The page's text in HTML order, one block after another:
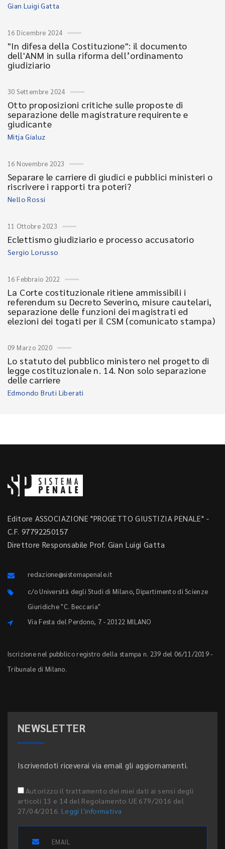
Gian Luigi Gatta
16 Dicembre 2024
"In difesa della Costituzione": il documento
dell'ANM in sulla riforma dell’ordinamento
giudiziario
30 Settembre 2024
Otto proposizioni critiche sulle proposte di
separazione delle magistrature requirente e
giudicante
Mitja Gialuz
16 Novembre 2023
Separare le carriere di giudici e pubblici ministeri o
riscrivere i rapporti tra poteri?
Nello Rossi
11 Ottobre 2023
Eclettismo giudiziario e processo accusatorio
Sergio Lorusso
16 Febbraio 2022
La Corte costituzionale ritiene ammissibili i
referendum su Decreto Severino, misure cautelari,
separazione delle funzioni dei magistrati ed
elezioni dei togati per il CSM (comunicato stampa)
09 Marzo 2020
Lo statuto del pubblico ministero nel progetto di
legge costituzionale n. 14. Non solo separazione
delle carriere
Edmondo Bruti Liberati
Editore ASSOCIAZIONE "PROGETTO GIUSTIZIA PENALE" -
C.F. 97792250157
Direttore Responsabile Prof. Gian Luigi Gatta
redazione@sistemapenale.it
c/o Università degli Studi di Milano, Dipartimento di Scienze
Giuridiche "C. Beccaria"
Via Festa del Perdono, 7 - 20122 MILANO
Iscrizione nel pubblico registro della stampa n. 239 del 06/11/2019 -
Tribunale di Milano.
NEWSLETTER
Iscrivendoti riceverai via email gli aggiornamenti.
Autorizzo il trattamento dei miei dati ai sensi degli
articoli 13 e 14 del Regolamento UE 679/2016 del
27/04/2016. Leggi l'informativa